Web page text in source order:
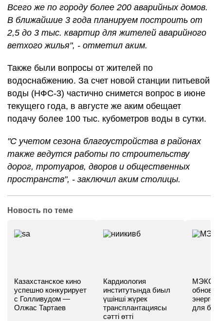
Всего же по городу более 200 аварийных домов.
В ближайшие 3 года планируем построить от
2,5 до 3 тыс. квартир для жителей аварийного
ветхого жилья", - отметил аким.
Также были вопросы от жителей по
водоснабжению. За счет новой станции питьевой
воды (НФС-3) частично снимется вопрос в июне
текущего года, в августе же аким обещает
подачу более 100 тыс. кубометров воды в сутки.
"С учетом сезона благоустройства в районах
также ведутся работы по строительству
дорог, тротуаров, дворов и общественных
пространств", - заключил аким столицы.
Новость по теме
Казахстанское кино
успешно конкурирует
с Голливудом —
Олжас Тартаев
Кардиология
институтында биыл
үшінші жүрек
трансплантациясы
сәтті өтті
МЭКС -
для